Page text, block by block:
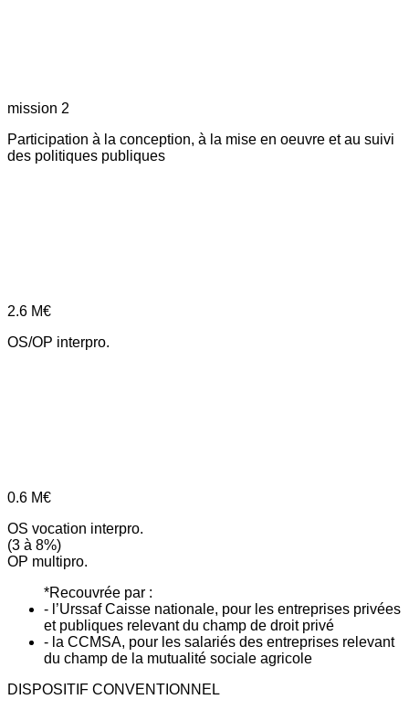
mission 2
Participation à la conception, à la mise en oeuvre et au suivi
des politiques publiques
2.6 M€
OS/OP interpro.
0.6 M€
OS vocation interpro.
(3 à 8%)
OP multipro.
*Recouvrée par :
- l’Urssaf Caisse nationale, pour les entreprises privées
et publiques relevant du champ de droit privé
- la CCMSA, pour les salariés des entreprises relevant
du champ de la mutualité sociale agricole
DISPOSITIF CONVENTIONNEL